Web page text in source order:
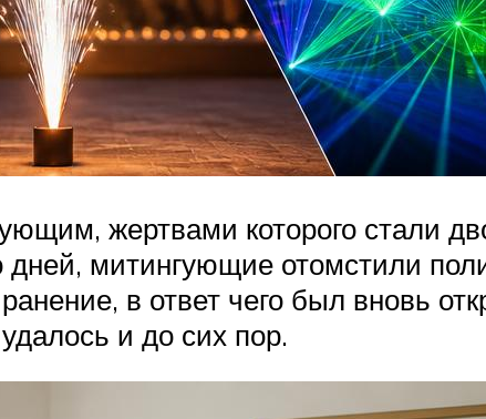
жертвами которого стали
дней, митингующие отомстили
в ответ чего был вновь
и до сих пор.